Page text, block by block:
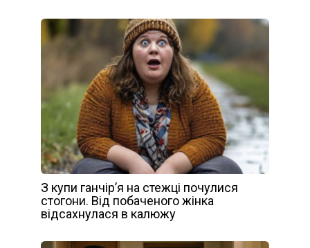
З купи ганчір’я на стежці почулися
стогони. Від побаченого жінка
відсахнулася в калюжу